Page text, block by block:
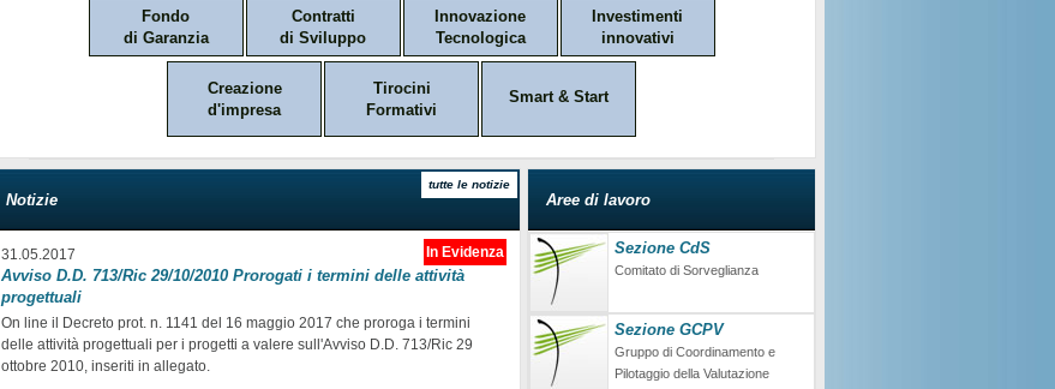
Fondo
di Garanzia
Contratti
di Sviluppo
Innovazione
Tecnologica
Investimenti
innovativi
Creazione
d'impresa
Tirocini
Formativi
Smart & Start
tutte le notizie
Notizie
In Evidenza
31.05.2017
Avviso D.D. 713/Ric 29/10/2010 Prorogati i termini delle attività
progettuali
On line il Decreto prot. n. 1141 del 16 maggio 2017 che proroga i termini
delle attività progettuali per i progetti a valere sull'Avviso D.D. 713/Ric 29
ottobre 2010, inseriti in allegato.
Aree di lavoro
Sezione CdS
Comitato di Sorveglianza
Sezione GCPV
Gruppo di Coordinamento e
Pilotaggio della Valutazione